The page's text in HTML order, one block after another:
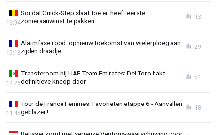
Soudal Quick-Step slaat toe en heeft eerste
zomeraanwinst te pakken
16:04
13
Alarmfase rood: opnieuw toekomst van wielerploeg aan
zijden draadje
15:18
29
Transferbom bij UAE Team Emirates: Del Toro hakt
definitieve knoop door
14:26
51
Tour de France Femmes: Favorieten etappe 6 - Aanvallen
geblazen!
11:45
18